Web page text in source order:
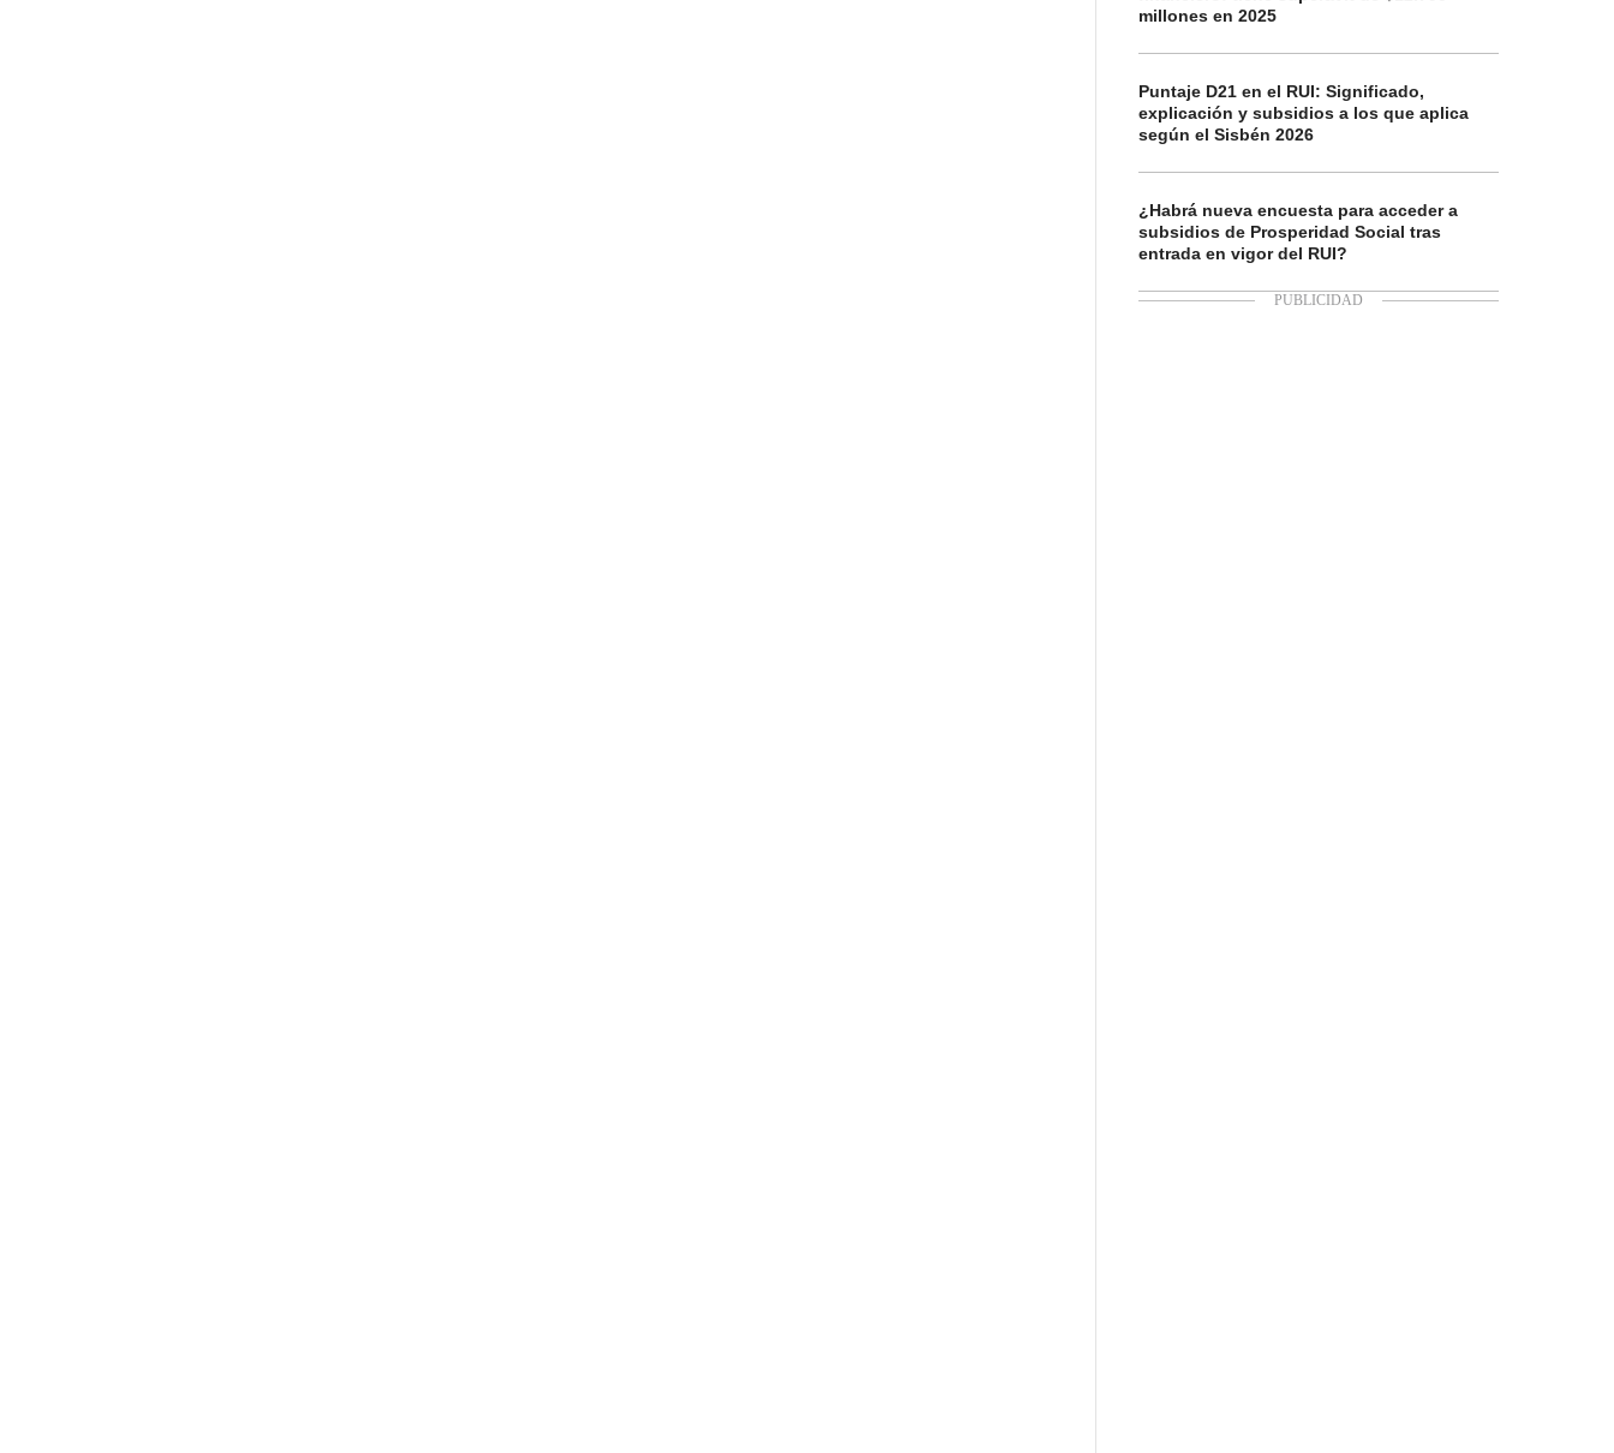
millones en 2025
Puntaje D21 en el RUI: Significado,
explicación y subsidios a los que aplica
según el Sisbén 2026
¿Habrá nueva encuesta para acceder a
subsidios de Prosperidad Social tras
entrada en vigor del RUI?